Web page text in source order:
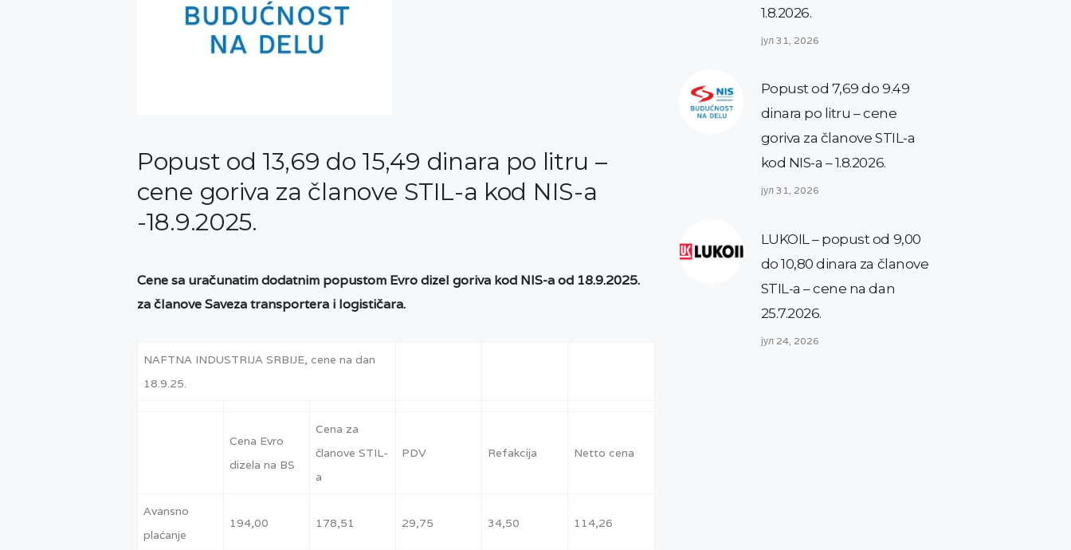
Popust od 13,69 do 15,49 dinara po litru –
cene goriva za članove STIL-a kod NIS-a
-18.9.2025.
Cene sa uračunatim dodatnim popustom Evro dizel goriva kod NIS-a od 18.9.2025.
za članove Saveza transportera i logističara.
NAFTNA INDUSTRIJA SRBIJE, cene na dan
18.9.25.
Cena Evro
dizela na BS
Cena za
članove STIL-
a
PDV Refakcija Netto cena
Avansno
plaćanje
194,00 178,51 29,75 34,50 114,26
1.8.2026.
јул 31, 2026
Popust od 7,69 do 9.49
dinara po litru – cene
goriva za članove STIL-a
kod NIS-a – 1.8.2026.
јул 31, 2026
LUKOIL – popust od 9,00
do 10,80 dinara za članove
STIL-a – cene na dan
25.7.2026.
јул 24, 2026